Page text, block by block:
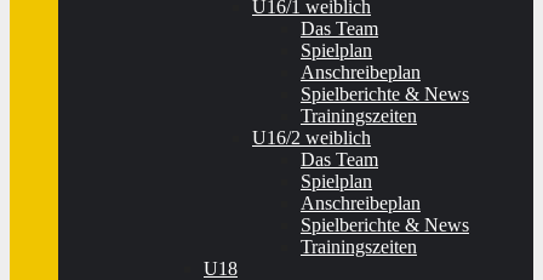
U16/1 weiblich
Das Team
Spielplan
Anschreibeplan
Spielberichte & News
Trainingszeiten
U16/2 weiblich
Das Team
Spielplan
Anschreibeplan
Spielberichte & News
Trainingszeiten
U18